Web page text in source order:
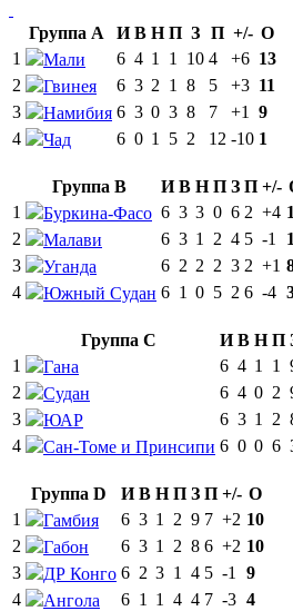
Группа A И В Н П З П +/- О
1
Мали 6 4 1 1 10 4 +6 13
2
Гвинея 6 3 2 1 8 5 +3 11
3
Намибия 6 3 0 3 8 7 +1
9
4
Чад 6 0 1 5 2 12 -10 1
Группа B И В Н П З П +/-
1
Буркина-Фасо 6 3 3 0 6 2 +4
2
Малави 6 3 1 2 4 5 -1
3
Уганда 6 2 2 2 3 2 +1
4
Южный Судан 6 1 0 5 2 6 -4
Группа C И В Н П
1
Гана 6 4 1 1
2
Судан 6 4 0 2
3
ЮАР 6 3 1 2
4
Сан-Томе и Принсипи 6 0 0 6
Группа D И В Н П З П +/- О
1
Гамбия 6 3 1 2 9 7 +2 10
2
Габон 6 3 1 2 8 6 +2 10
3
ДР Конго 6 2 3 1 4 5 -1
9
4
Ангола 6 1 1 4 4 7 -3 4